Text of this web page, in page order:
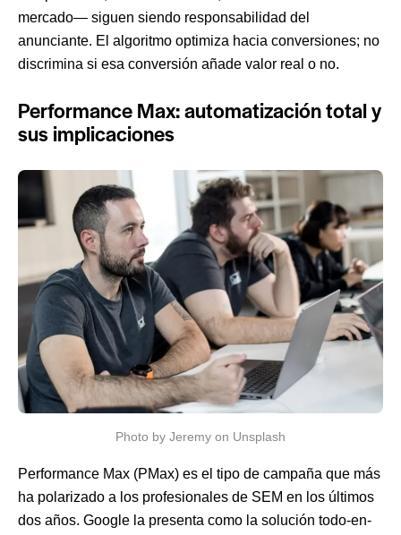
mercado— siguen siendo responsabilidad del
anunciante. El algoritmo optimiza hacia conversiones; no
discrimina si esa conversión añade valor real o no.
Performance Max: automatización total y
sus implicaciones
Photo by Jeremy on Unsplash
Performance Max (PMax) es el tipo de campaña que más
ha polarizado a los profesionales de SEM en los últimos
dos años. Google la presenta como la solución todo-en-